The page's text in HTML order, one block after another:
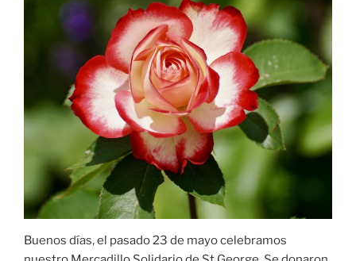
Buenos días, el pasado 23 de mayo celebramos